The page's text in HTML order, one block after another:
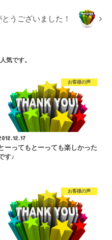
うございました！
気です。
お客様の声
ーってもとーっても楽しかった
す♪
お客様の声